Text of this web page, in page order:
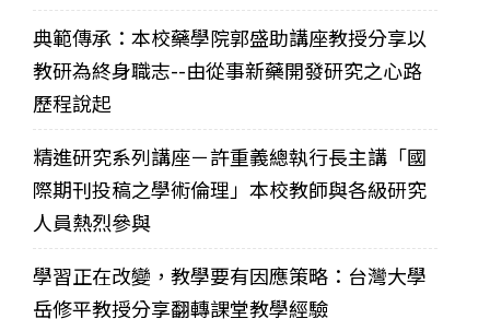
典範傳承：本校藥學院郭盛助講座教授分享以
教研為終身職志--由從事新藥開發研究之心路
歷程說起
精進研究系列講座－許重義總執行長主講「國
際期刊投稿之學術倫理」本校教師與各級研究
人員熱烈參與
學習正在改變，教學要有因應策略：台灣大學
岳修平教授分享翻轉課堂教學經驗